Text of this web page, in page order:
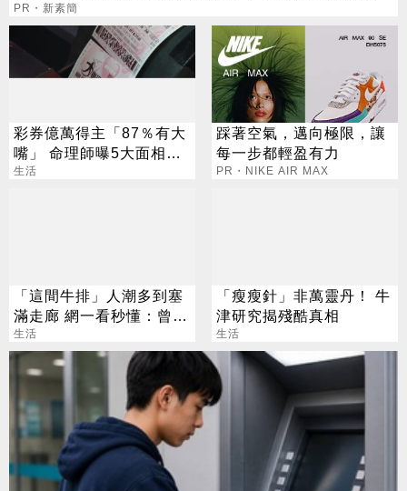
PR・新素簡
彩券億萬得主「87％有大
嘴」 命理師曝5大面相：
看1部位就知
生活
踩著空氣，邁向極限，讓
每一步都輕盈有力
PR・NIKE AIR MAX
「這間牛排」人潮多到塞
滿走廊 網一看秒懂：曾稱
霸同業
生活
「瘦瘦針」非萬靈丹！ 牛
津研究揭殘酷真相
生活